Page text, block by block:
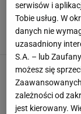
serwisów i
Tobie usług. W
danych nie
uzasadniony
S.A. – lub
możesz się
zależności od
jest kierowany.